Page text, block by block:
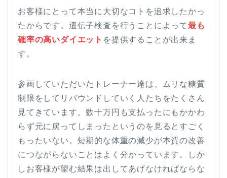
お客様にとって本当に大切なコトを追求したかっ
たからです。遺伝子検査を行うことによって最も
確率の高いダイエット を提供することが出来ま
す。
参画していただいたトレーナー達は、ムリな糖質
制限をしてリバウンドしていく人たちをたくさん
見てきています。数十万円も支払ったにもかかわ
らず元に戻ってしまったというのを見るとすごく
もったいない。短期的な体重の減少が本質の改善
につながらないことはよく分かっています。しか
しお客様が望む結果は出してあげなければならな